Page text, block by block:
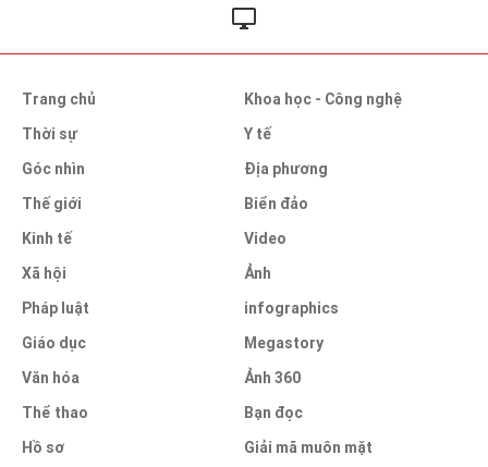
Trang chủ
Thời sự
Góc nhìn
Thế giới
Kinh tế
Xã hội
Pháp luật
Giáo dục
Văn hóa
Thể thao
Hồ sơ
Khoa học - Công nghệ
Y tế
Địa phương
Biển đảo
Video
Ảnh
infographics
Megastory
Ảnh 360
Bạn đọc
Giải mã muôn mặt